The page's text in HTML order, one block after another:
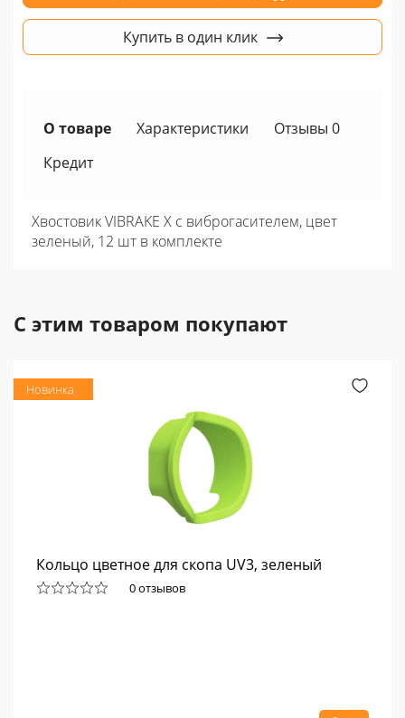
Купить в один клик
О товаре Характеристики
Отзывы 0
Кредит
Хвостовик VIBRAKE X с виброгасителем, цвет
зеленый, 12 шт в комплекте
С этим товаром покупают
Новинка
Кольцо цветное для скопа UV3, зеленый
0 отзывов